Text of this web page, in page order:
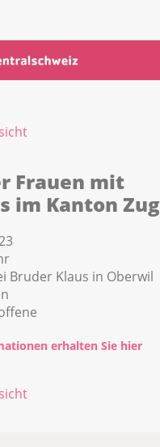
Frauen mit
im Kanton Zug
Bruder Klaus in Oberwil
erhalten Sie hier